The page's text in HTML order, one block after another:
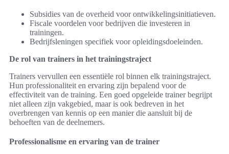
Subsidies van de overheid voor ontwikkelingsinitiatieven.
Fiscale voordelen voor bedrijven die investeren in
trainingen.
Bedrijfsleningen specifiek voor opleidingsdoeleinden.
De rol van trainers in het trainingstraject
Trainers vervullen een essentiële rol binnen elk trainingstraject.
Hun professionaliteit en ervaring zijn bepalend voor de
effectiviteit van de training. Een goed opgeleide trainer begrijpt
niet alleen zijn vakgebied, maar is ook bedreven in het
overbrengen van kennis op een manier die aansluit bij de
behoeften van de deelnemers.
Professionalisme en ervaring van de trainer